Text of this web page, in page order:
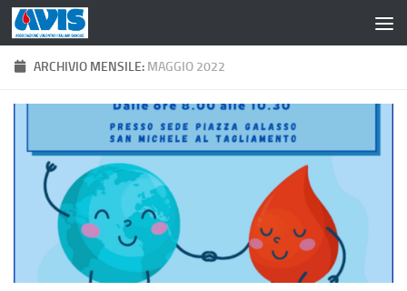
Salta al contenuto
ARCHIVIO MENSILE: MAGGIO 2022